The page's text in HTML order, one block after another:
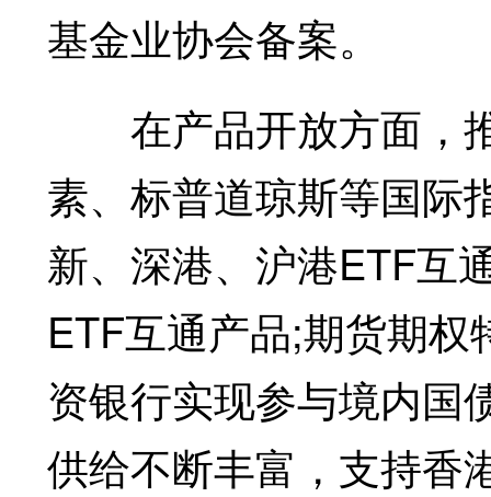
基金业协会备案。
在产品开放方面，
素、标普道琼斯等国际
新、深港、沪港ETF互
ETF互通产品;期货期
资银行实现参与境内国
供给不断丰富，支持香